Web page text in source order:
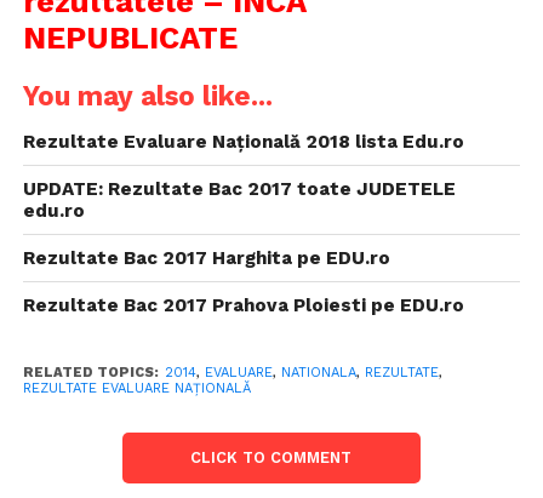
NEPUBLICATE
You may also like...
Rezultate Evaluare Națională 2018 lista Edu.ro
UPDATE: Rezultate Bac 2017 toate JUDETELE
edu.ro
Rezultate Bac 2017 Harghita pe EDU.ro
Rezultate Bac 2017 Prahova Ploiesti pe EDU.ro
RELATED TOPICS: 2014, EVALUARE, NATIONALA, REZULTATE,
REZULTATE EVALUARE NAŢIONALĂ
CLICK TO COMMENT